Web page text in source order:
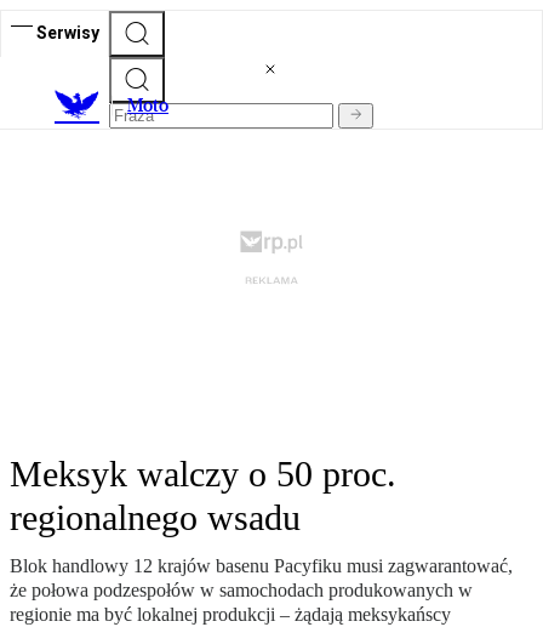
Serwisy
Moto
Meksyk walczy o 50 proc.
regionalnego wsadu
Blok handlowy 12 krajów basenu Pacyfiku musi zagwarantować,
że połowa podzespołów w samochodach produkowanych w
regionie ma być lokalnej produkcji – żądają meksykańscy